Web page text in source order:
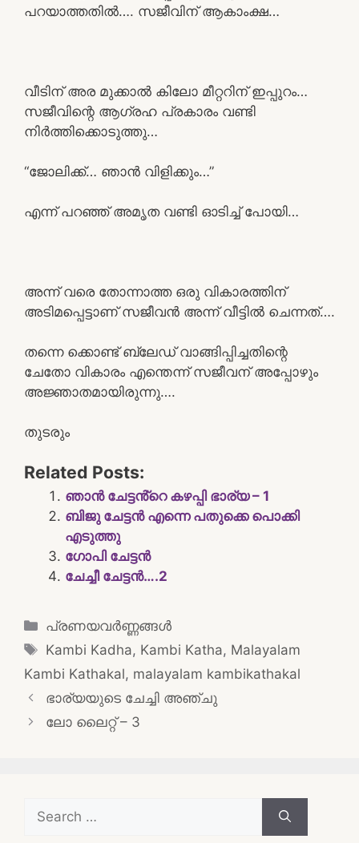
പറയാത്തതിൽ…. സജീവിന് ആകാംക്ഷ…
വീടിന് അര മുക്കാൽ കിലോ മീറ്ററിന് ഇപ്പുറം…
സജീവിന്റെ ആഗ്രഹ പ്രകാരം വണ്ടി
നിർത്തിക്കൊടുത്തു…
“ജോലിക്ക്… ഞാൻ വിളിക്കും…”
എന്ന് പറഞ്ഞ് അമൃത വണ്ടി ഓടിച്ച് പോയി…
അന്ന് വരെ തോന്നാത്ത ഒരു വികാരത്തിന്
അടിമപ്പെട്ടാണ് സജീവൻ അന്ന് വീട്ടിൽ ചെന്നത്….
തന്നെ ക്കൊണ്ട് ബ്ലേഡ് വാങ്ങിപ്പിച്ചതിന്റെ
ചേതോ വികാരം എന്തെന്ന് സജീവന് അപ്പോഴും
അജ്ഞാതമായിരുന്നു….
തുടരും
Related Posts:
ഞാൻ ചേട്ടൻ്റെ കഴപ്പി ഭാര്യ – 1
ബിജു ചേട്ടൻ എന്നെ പതുക്കെ പൊക്കി
എടുത്തു
ഗോപി ചേട്ടൻ
ചേച്ചീ ചേട്ടൻ….2
Categories
പ്രണയവർണ്ണങ്ങൾ
Tags
Kambi Kadha, Kambi Katha, Malayalam
Kambi Kathakal, malayalam kambikathakal
Post
navigation
ഭാര്യയുടെ ചേച്ചി അഞ്ചു
ലോ ലൈറ്റ് – 3
Search
for: